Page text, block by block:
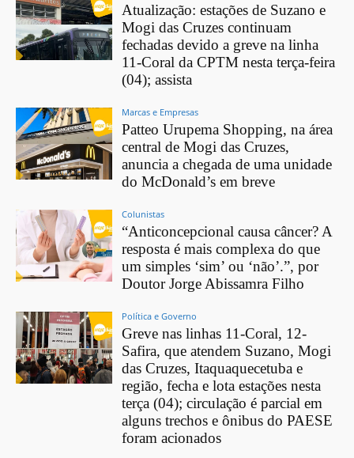
Atualização: estações de Suzano e
Mogi das Cruzes continuam
fechadas devido a greve na linha
11-Coral da CPTM nesta terça-feira
(04); assista
Marcas e Empresas
Patteo Urupema Shopping, na área
central de Mogi das Cruzes,
anuncia a chegada de uma unidade
do McDonald’s em breve
Colunistas
“Anticoncepcional causa câncer? A
resposta é mais complexa do que
um simples ‘sim’ ou ‘não’.”, por
Doutor Jorge Abissamra Filho
Política e Governo
Greve nas linhas 11-Coral, 12-
Safira, que atendem Suzano, Mogi
das Cruzes, Itaquaquecetuba e
região, fecha e lota estações nesta
terça (04); circulação é parcial em
alguns trechos e ônibus do PAESE
foram acionados